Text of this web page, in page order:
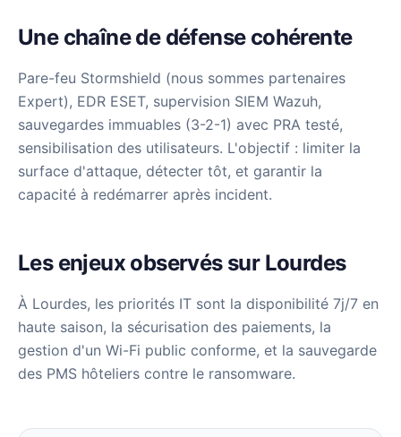
Une chaîne de défense cohérente
Pare-feu Stormshield (nous sommes partenaires
Expert), EDR ESET, supervision SIEM Wazuh,
sauvegardes immuables (3-2-1) avec PRA testé,
sensibilisation des utilisateurs. L'objectif : limiter la
surface d'attaque, détecter tôt, et garantir la
capacité à redémarrer après incident.
Les enjeux observés sur Lourdes
À Lourdes, les priorités IT sont la disponibilité 7j/7 en
haute saison, la sécurisation des paiements, la
gestion d'un Wi-Fi public conforme, et la sauvegarde
des PMS hôteliers contre le ransomware.